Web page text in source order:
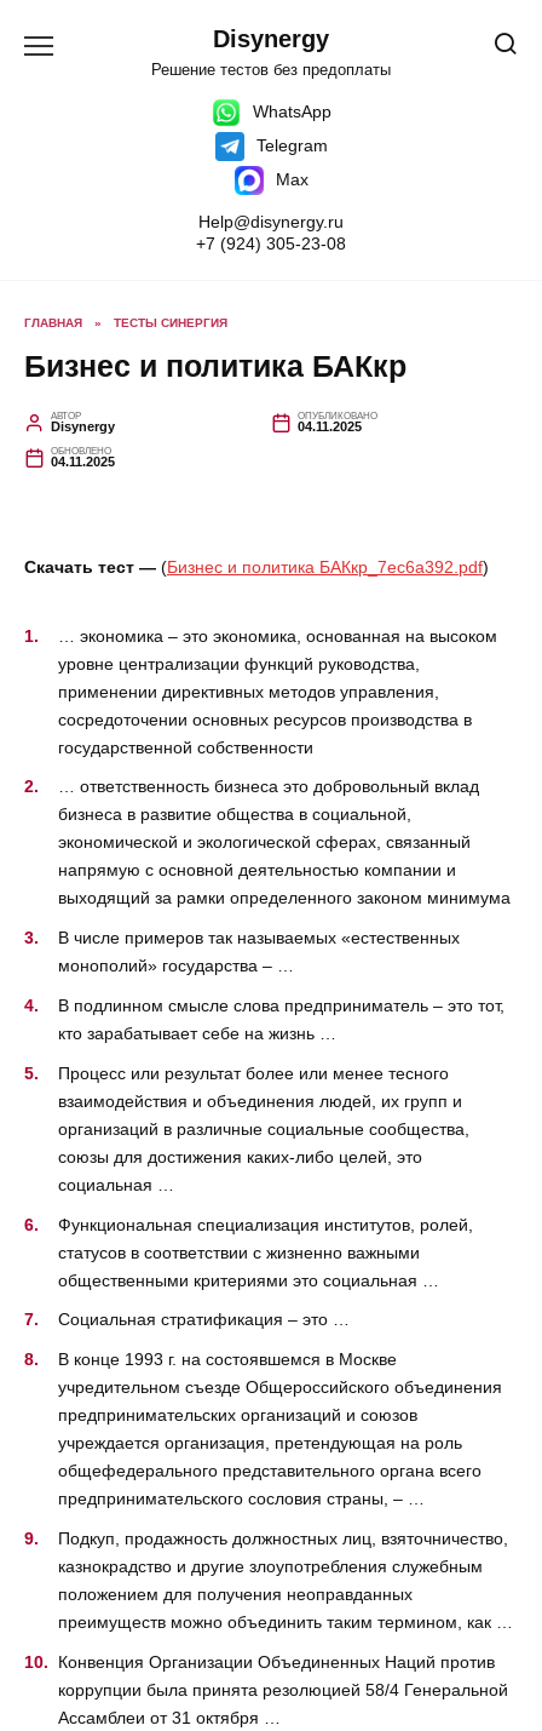
содержанию
Disynergy
Решение тестов без предоплаты
WhatsApp
Telegram
Max
Help@disynergy.ru
+7 (924) 305-23-08
ГЛАВНАЯ » ТЕСТЫ СИНЕРГИЯ
Бизнес и политика БАКкр
АВТОР
Disynergy
ОПУБЛИКОВАНО
04.11.2025
ОБНОВЛЕНО
04.11.2025
Скачать тест — (Бизнес и политика БАКкр_7ec6a392.pdf)
… экономика – это экономика, основанная на высоком
уровне централизации функций руководства,
применении директивных методов управления,
сосредоточении основных ресурсов производства в
государственной собственности
… ответственность бизнеса это добровольный вклад
бизнеса в развитие общества в социальной,
экономической и экологической сферах, связанный
напрямую с основной деятельностью компании и
выходящий за рамки определенного законом минимума
В числе примеров так называемых «естественных
монополий» государства – …
В подлинном смысле слова предприниматель – это тот,
кто зарабатывает себе на жизнь …
Процесс или результат более или менее тесного
взаимодействия и объединения людей, их групп и
организаций в различные социальные сообщества,
союзы для достижения каких-либо целей, это
социальная …
Функциональная специализация институтов, ролей,
статусов в соответствии с жизненно важными
общественными критериями это социальная …
Социальная стратификация – это …
В конце 1993 г. на состоявшемся в Москве
учредительном съезде Общероссийского объединения
предпринимательских организаций и союзов
учреждается организация, претендующая на роль
общефедерального представительного органа всего
предпринимательского сословия страны, – …
Подкуп, продажность должностных лиц, взяточничество,
казнокрадство и другие злоупотребления служебным
положением для получения неоправданных
преимуществ можно объединить таким термином, как …
Конвенция Организации Объединенных Наций против
коррупции была принята резолюцией 58/4 Генеральной
Ассамблеи от 31 октября …